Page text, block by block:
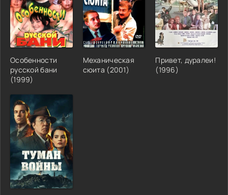
Особенности
русской бани
(1999)
Механическая
сюита (2001)
Привет, дуралеи!
(1996)